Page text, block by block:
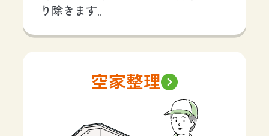
り除きます。
空家整理